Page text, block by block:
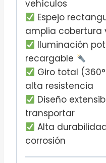
vehículos
Espejo
amplia cobertura
Iluminación
recargable
Giro total
alta resistencia
Diseño
transportar
Alta
corrosión